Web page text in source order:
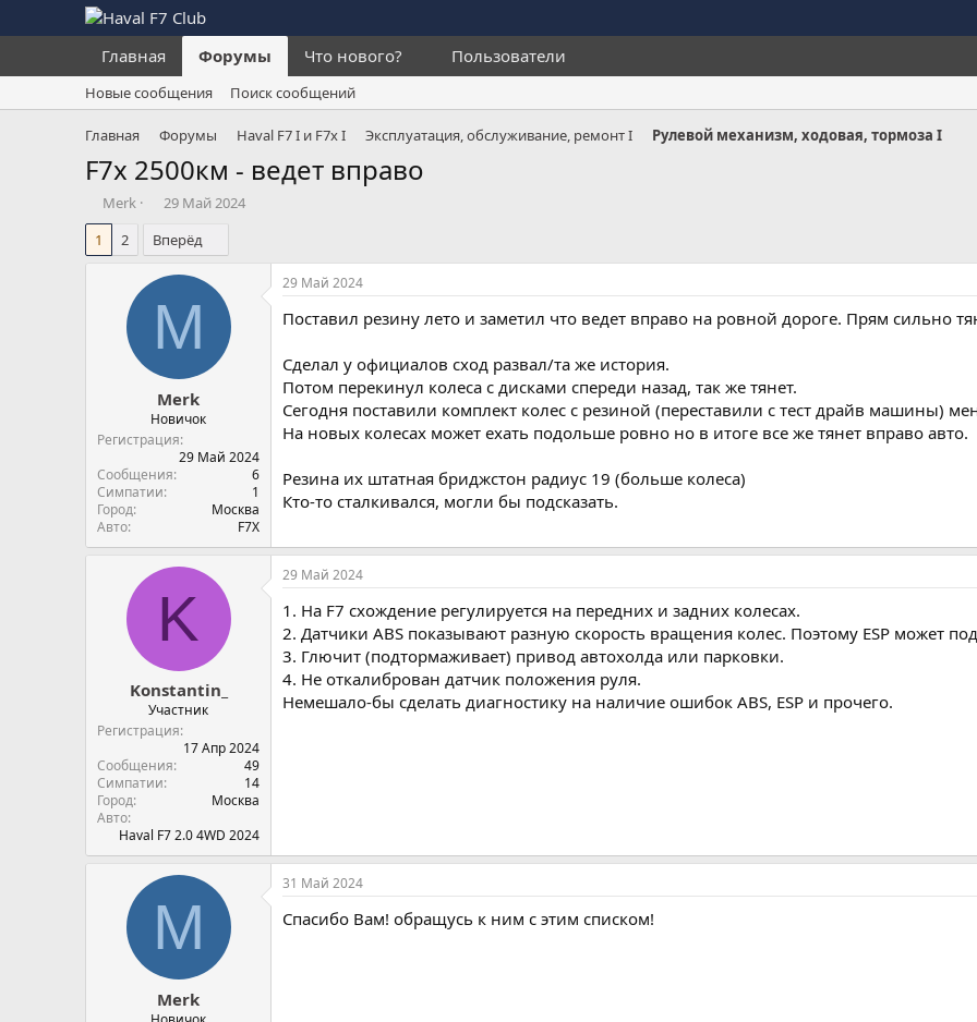
Главная Форумы Что нового? Пользователи
Новые сообщения Поиск сообщений
Главная Форумы Haval F7 I и F7x I Эксплуатация, обслуживание, ремонт I Рулевой механизм, ходовая, тормоза I
F7x 2500км - ведет вправо
А
в
о
Merk
Д
т
а
н
ч
а
29 Май 2024
1
2 Вперёд
M
Merk
Новичок
Регистрация
29 Май 2024
Сообщения
6
Симпатии
1
Город
Москва
Авто
F7X
29 Май 2024
Поставил резину лето и заметил что ведет вправо на ровной дороге. Прям сильно
Сделал у официалов сход развал/та же история.
Потом перекинул колеса с дисками спереди назад, так же тянет.
Сегодня поставили комплект колес с резиной (переставили с тест драйв машины)
На новых колесах может ехать подольше ровно но в итоге все же тянет вправо авто.
Резина их штатная бриджстон радиус 19 (больше колеса)
Кто-то сталкивался, могли бы подсказать.
K
Konstantin_
Участник
Регистрация
17 Апр 2024
Сообщения
49
Симпатии
14
Город
Москва
Авто
Haval F7 2.0 4WD 2024
29 Май 2024
1. На F7 схождение регулируется на передних и задних колесах.
2. Датчики ABS показывают разную скорость вращения колес. Поэтому ESP может
3. Глючит (подтормаживает) привод автохолда или парковки.
4. Не откалиброван датчик положения руля.
Немешало-бы сделать диагностику на наличие ошибок ABS, ESP и прочего.
M
Merk
31 Май 2024
Спасибо Вам! обращусь к ним с этим списком!